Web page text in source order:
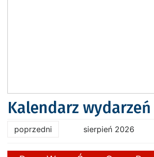
Kalendarz wydarzeń
poprzedni sierpień 2026